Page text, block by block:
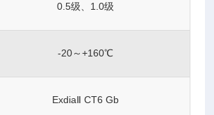
0.5级、1.0级
-20～+160℃
ExdiaⅡ CT6 Gb